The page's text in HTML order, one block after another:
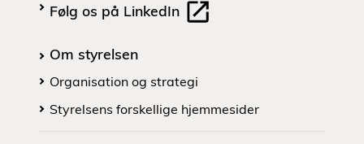
Følg os på LinkedIn
Om styrelsen
Organisation og strategi
Styrelsens forskellige hjemmesider